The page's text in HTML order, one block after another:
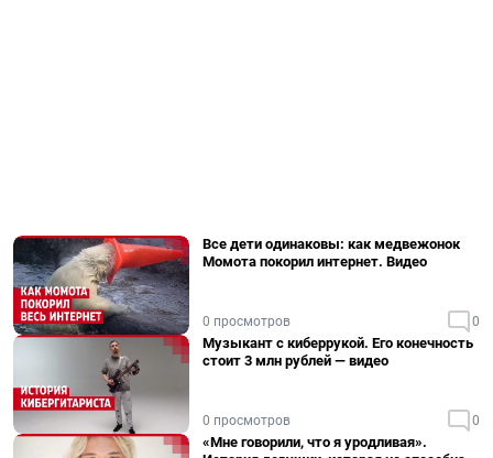
Все дети одинаковы: как медвежонок
Момота покорил интернет. Видео
0 просмотров 0
Музыкант с киберрукой. Его конечность
стоит 3 млн рублей — видео
0 просмотров 0
«Мне говорили, что я уродливая».